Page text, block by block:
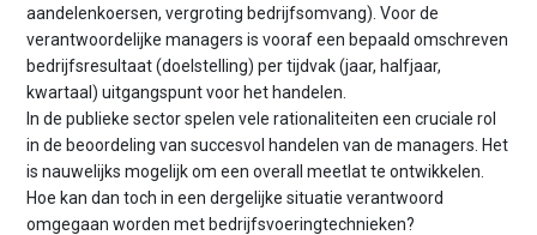
aandelenkoersen, vergroting bedrijfsomvang). Voor de
verantwoordelijke managers is vooraf een bepaald omschreven
bedrijfsresultaat (doelstelling) per tijdvak (jaar, halfjaar,
kwartaal) uitgangspunt voor het handelen.
In de publieke sector spelen vele rationaliteiten een cruciale rol
in de beoordeling van succesvol handelen van de managers. Het
is nauwelijks mogelijk om een overall meetlat te ontwikkelen.
Hoe kan dan toch in een dergelijke situatie verantwoord
omgegaan worden met bedrijfsvoeringtechnieken?